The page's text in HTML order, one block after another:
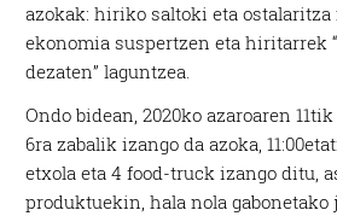
azokak: hiriko saltoki eta ostalaritza
ekonomia suspertzen eta hiritarrek
dezaten” laguntzea.
Ondo bidean, 2020ko azaroaren
6ra zabalik izango da azoka,
etxola eta 4 food-truck izango ditu,
produktuekin, hala nola gabonetako